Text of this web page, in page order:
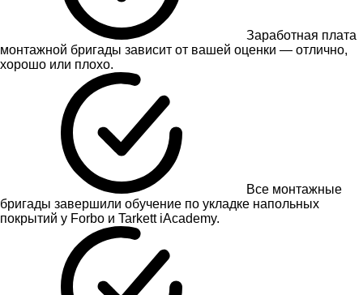
Заработная плата
монтажной бригады зависит от вашей оценки — отлично,
хорошо или плохо.
Все монтажные
бригады завершили обучение по укладке напольных
покрытий у Forbo и Tarkett iAcademy.